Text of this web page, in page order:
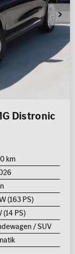
Distronic
km
(163 PS)
(14 PS)
/ SUV